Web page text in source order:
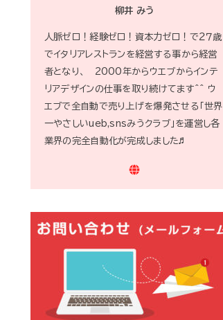
柳井 みう
人脈ゼロ！経験ゼロ！資本力ゼロ！で２７歳
でイタリアレストランを経営する事から経営
者となり、 2000年からウエブからインテ
リアデザインの仕事を取り続けてます^^ ウ
エブで全自動で売り上げを爆発させる「世界
一やさしいueb,snsみうクラブ」を運営し各
業界の完全自動化が完成しました♬